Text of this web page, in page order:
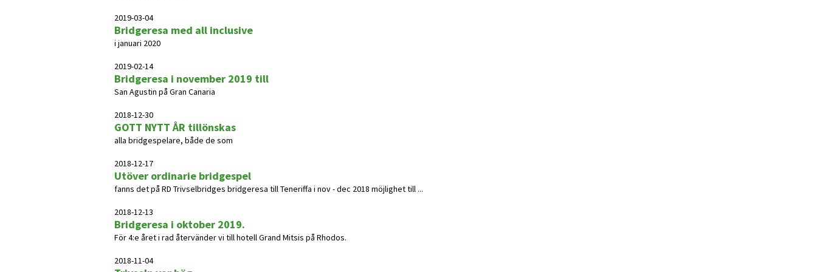
2019-03-04
Bridgeresa med all inclusive
i januari 2020
2019-02-14
Bridgeresa i november 2019 till
San Agustin på Gran Canaria
2018-12-30
GOTT NYTT ÅR tillönskas
alla bridgespelare, både de som
2018-12-17
Utöver ordinarie bridgespel
fanns det på RD Trivselbridges bridgeresa till Teneriffa i nov - dec 2018 möjlighet till ...
2018-12-13
Bridgeresa i oktober 2019.
För 4:e året i rad återvänder vi till hotell Grand Mitsis på Rhodos.
2018-11-04